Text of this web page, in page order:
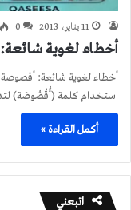
11 يناير، 2013 0
أخطاء لغوية
أخطاء لغوية شائعة: أقصوصة
استخدام كلمة (أُقْصُوصَة)
أكمل القراءة »
اتبعني